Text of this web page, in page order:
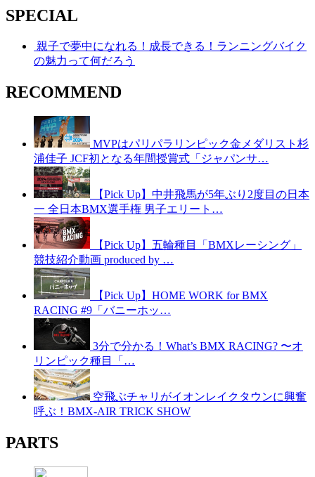
SPECIAL
親子で夢中になれる！成長できる！ランニングバイク
の魅力って何だろう
RECOMMEND
MVPはパリパラリンピック金メダリスト杉
浦佳子 JCF初となる年間授賞式「ジャパンサ…
【Pick Up】中井飛馬が5年ぶり2度目の日本
一 全日本BMX選手権 男子エリート…
【Pick Up】五輪種目「BMXレーシング」
競技紹介動画 produced by …
【Pick Up】HOME WORK for BMX
RACING #9「バニーホッ…
3分で分かる！What’s BMX RACING? 〜オ
リンピック種目「…
空飛ぶチャリがイオンレイクタウンに興奮
呼ぶ！BMX-AIR TRICK SHOW
PARTS